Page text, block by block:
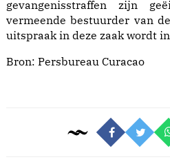
gevangenisstraffen zijn
vermeende bestuurder van
uitspraak in deze zaak wordt
Bron: Persbureau Curacao